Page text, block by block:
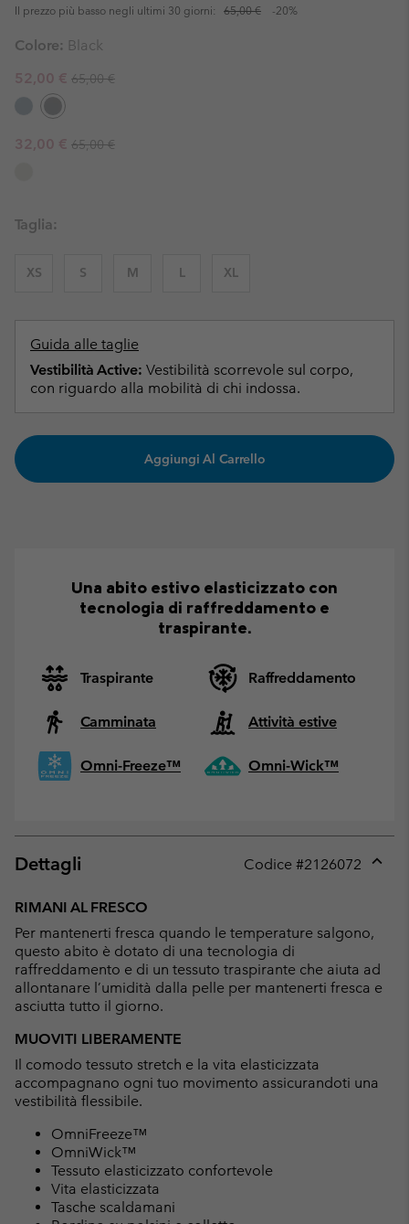
Il prezzo più basso negli ultimi 30 giorni: 65,00 € -20%
Colore: Black
Sale price:
52,00 € Regular price:
65,00 €
Sale price:
32,00 € Regular price:
65,00 €
Taglia:
XS S M L XL
Guida alle taglie
Vestibilità Active: Vestibilità scorrevole sul corpo,
con riguardo alla mobilità di chi indossa.
Aggiungi Al Carrello
Una abito estivo elasticizzato con
tecnologia di raffreddamento e
traspirante.
Traspirante Raffreddamento
Camminata Attività estive
Omni-Freeze™ Omni-Wick™
Dettagli Codice #2126072
RIMANI AL FRESCO
Per mantenerti fresca quando le temperature salgono,
questo abito è dotato di una tecnologia di
raffreddamento e di un tessuto traspirante che aiuta ad
allontanare l’umidità dalla pelle per mantenerti fresca e
asciutta tutto il giorno.
MUOVITI LIBERAMENTE
Il comodo tessuto stretch e la vita elasticizzata
accompagnano ogni tuo movimento assicurandoti una
vestibilità flessibile.
OmniFreeze™
OmniWick™
Tessuto elasticizzato confortevole
Vita elasticizzata
Tasche scaldamani